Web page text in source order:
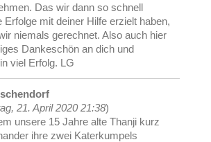
Das wir dann so schnell
Erfolge mit deiner Hilfe erzielt haben,
niemals gerechnet. Also auch hier
Dankeschön an dich und
viel Erfolg. LG
21. April 2020 21:38)
unsere 15 Jahre alte Thanji kurz
ihre zwei Katerkumpels